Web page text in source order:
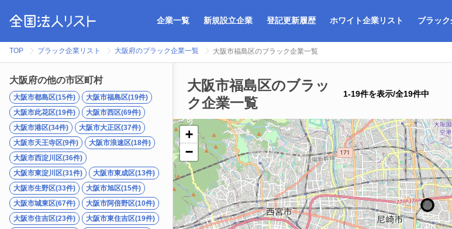
企業一覧 新規設立企業 登記更新履歴 ホワイト企業リスト ブラック
TOP ブラック企業リスト 大阪府のブラック企業一覧 大阪市福島区のブラック企業一覧
大阪府の他の市区町村
大阪市都島区(15件)
大阪市福島区(19件)
大阪市此花区(19件)
大阪市西区(69件)
大阪市港区(34件)
大阪市大正区(37件)
大阪市天王寺区(9件)
大阪市浪速区(18件)
大阪市西淀川区(36件)
大阪市東淀川区(31件)
大阪市東成区(13件)
大阪市生野区(33件)
大阪市旭区(15件)
大阪市城東区(67件)
大阪市阿倍野区(10件)
大阪市住吉区(23件)
大阪市東住吉区(19件)
大阪市福島区のブラッ
ク企業一覧
1-19件を表示/全19件中
+
−